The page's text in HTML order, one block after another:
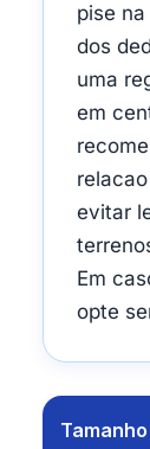
pise
dos
uma
em
evitar
Em
opte
Tamanho